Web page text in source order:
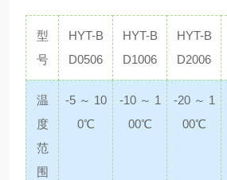
型
号
HYT-B
D0506
HYT-B
D1006
HYT-B
D2006
温
度
范
围
-5 ～ 10
0℃
-10 ～ 1
00℃
-20 ～ 1
00℃